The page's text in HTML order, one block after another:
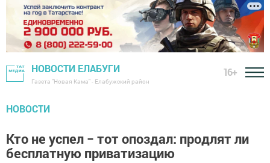
НОВОСТИ ЕЛАБУГИ
Газета "Новая Кама" - Елабужский район
16+
НОВОСТИ
Кто не успел − тот опоздал: продлят ли
бесплатную приватизацию